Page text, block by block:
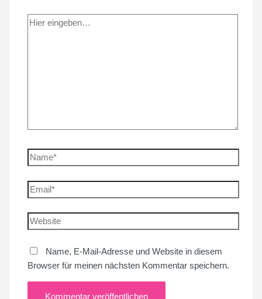
Hier
Name*
Email*
Website
Name, E-Mail-Adresse und Website in diesem
Browser für meinen nächsten Kommentar speichern.